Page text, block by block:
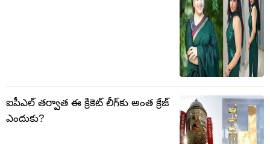
ఐపీఎల్ తర్వాత ఈ క్రికెట్ లీగ్‌కు అంత క్రేజ్
ఎందుకు?